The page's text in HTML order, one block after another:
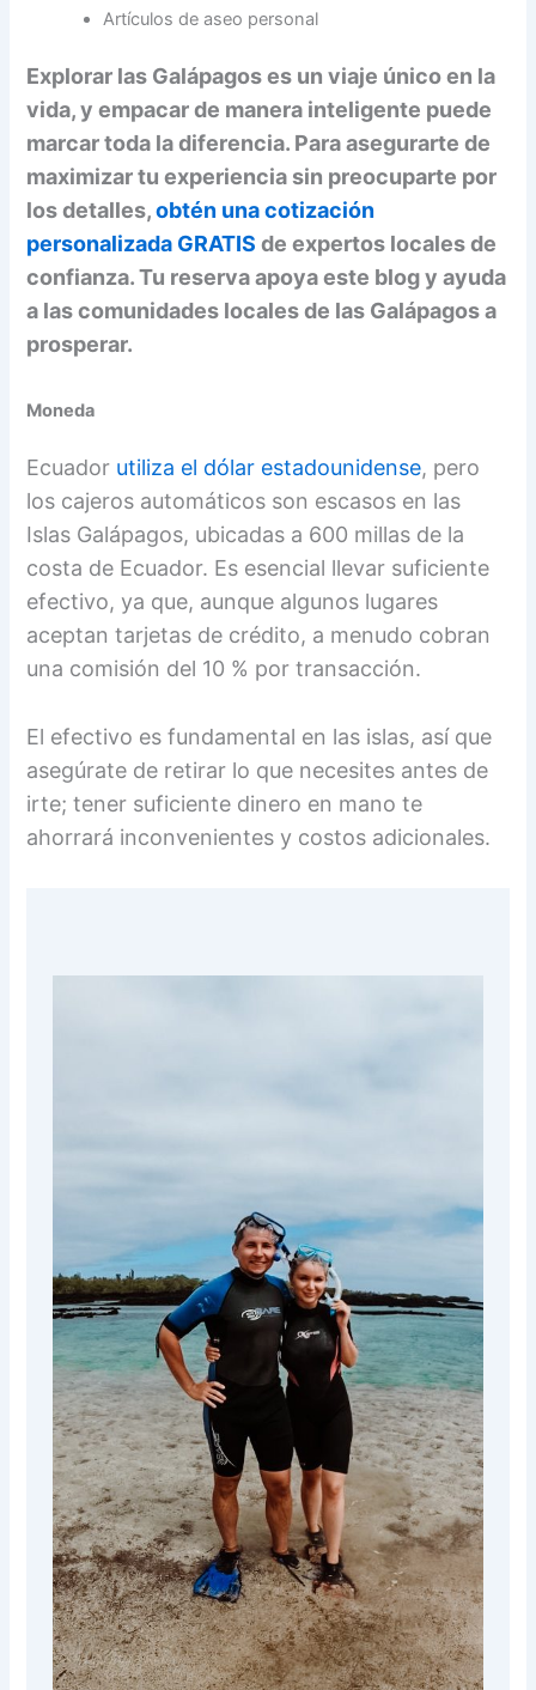
Artículos de aseo personal
Explorar las Galápagos es un viaje único en la
vida, y empacar de manera inteligente puede
marcar toda la diferencia. Para asegurarte de
maximizar tu experiencia sin preocuparte por
los detalles,obtén una cotización
personalizada GRATIS de expertos locales de
confianza. Tu reserva apoya este blog y ayuda
a las comunidades locales de las Galápagos a
prosperar.
Moneda
Ecuador utiliza el dólar estadounidense, pero
los cajeros automáticos son escasos en las
Islas Galápagos, ubicadas a 600 millas de la
costa de Ecuador. Es esencial llevar suficiente
efectivo, ya que, aunque algunos lugares
aceptan tarjetas de crédito, a menudo cobran
una comisión del 10 % por transacción.
El efectivo es fundamental en las islas, así que
asegúrate de retirar lo que necesites antes de
irte; tener suficiente dinero en mano te
ahorrará inconvenientes y costos adicionales.